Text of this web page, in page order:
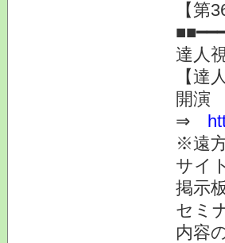
【第
達人
【
開演
⇒
※遠
サイト
掲示
セミ
内容